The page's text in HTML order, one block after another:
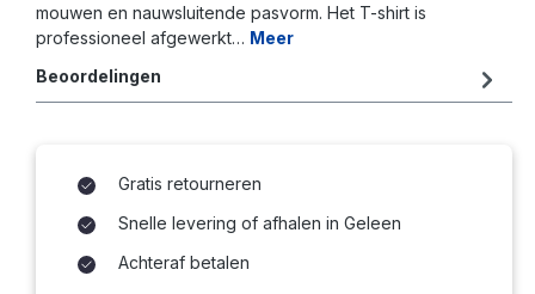
mouwen en nauwsluitende pasvorm. Het T-shirt is
professioneel afgewerkt… Meer
Beoordelingen
Gratis retourneren
Snelle levering of afhalen in Geleen
Achteraf betalen